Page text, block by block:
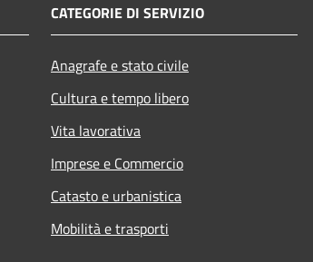
CATEGORIE DI SERVIZIO
Anagrafe e stato civile
Cultura e tempo libero
Vita lavorativa
Imprese e Commercio
Catasto e urbanistica
Mobilità e trasporti